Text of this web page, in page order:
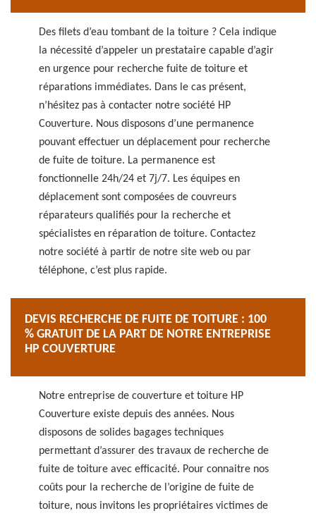
Des filets d’eau tombant de la toiture ? Cela indique
la nécessité d’appeler un prestataire capable d’agir
en urgence pour recherche fuite de toiture et
réparations immédiates. Dans le cas présent,
n’hésitez pas à contacter notre société HP
Couverture. Nous disposons d’une permanence
pouvant effectuer un déplacement pour recherche
de fuite de toiture. La permanence est
fonctionnelle 24h/24 et 7j/7. Les équipes en
déplacement sont composées de couvreurs
réparateurs qualifiés pour la recherche et
spécialistes en réparation de toiture. Contactez
notre société à partir de notre site web ou par
téléphone, c’est plus rapide.
DEVIS RECHERCHE DE FUITE DE TOITURE : 100
% GRATUIT DE LA PART DE NOTRE ENTREPRISE
HP COUVERTURE
Notre entreprise de couverture et toiture HP
Couverture existe depuis des années. Nous
disposons de solides bagages techniques
permettant d’assurer des travaux de recherche de
fuite de toiture avec efficacité. Pour connaitre nos
coûts pour la recherche de l’origine de fuite de
toiture, nous invitons les propriétaires victimes de